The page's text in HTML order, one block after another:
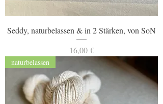
Seddy, naturbelassen & in 2 Stärken, von SoN
Preis
16,00 €
naturbelassen